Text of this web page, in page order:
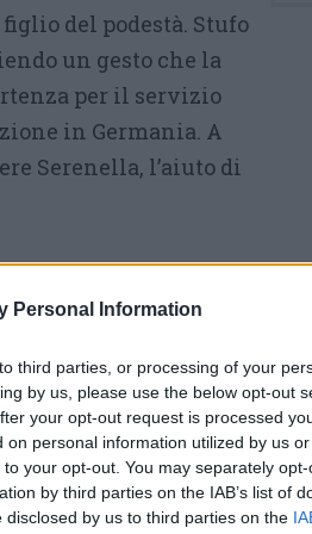
Personal Information
third parties, or processing of your
by us, please use the below opt-out
your opt-out request is processed
personal information utilized by us
your opt-out. You may separately
by third parties on the IAB’s list of
by us to third parties on the
del podestà. Stufo
un gesto che la
per il servizio
in Germania. A
Serenella, l’aiuto di
di concentramento.
che scommettevano
i prigionieri a
proprio la boxe ad
aggrappato al ricordo
e rimane intatto